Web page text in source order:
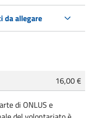
da allegare
16,00 €
di ONLUS e